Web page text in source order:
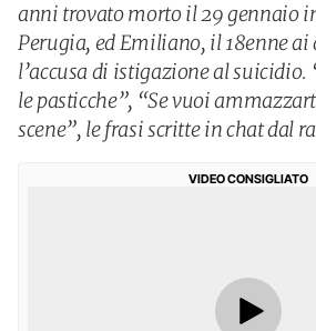
anni trovato morto il 29 gennaio
Perugia, ed Emiliano, il 18enne
l’accusa di istigazione al suicidio.
le pasticche”, “Se vuoi
scene”, le frasi scritte in chat dal
VIDEO CONSIGLIATO